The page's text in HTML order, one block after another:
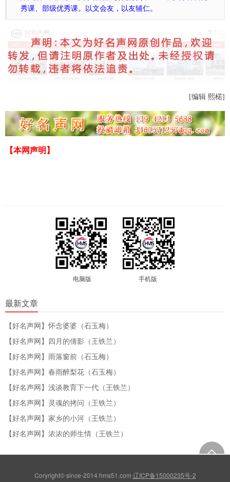
秀课、部级优秀课。以文会友，以友辅仁。
[编辑 熙楉]
【本网声明】
电脑版 手机版
最新文章
【好名声网】怀念婆婆（石玉梅）
【好名声网】四月的倩影（王铁兰）
【好名声网】雨落窗前（石玉梅）
【好名声网】春雨醉梨花（石玉梅）
【好名声网】浅谈教育下一代（王铁兰）
【好名声网】灵魂的拷问（王铁兰）
【好名声网】家乡的小河（王铁兰）
【好名声网】浓浓的师生情（王铁兰）
Coryright© since-2014 hms51.com 辽ICP备15000235号-2